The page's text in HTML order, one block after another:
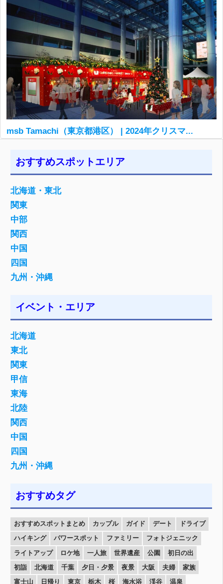
msb Tamachi（東京都港区） | 2024年クリスマ...
おすすめスポットエリア
北海道・東北
関東
中部
関西
中国
四国
九州・沖縄
イベント・エリア
北海道
東北
関東
甲信
東海
北陸
関西
中国
四国
九州・沖縄
おすすめタグ
おすすめスポットまとめ カップル ガイド デート
ドライブ
ハイキング
パワースポット ファミリー
フォトジェニック
ライトアップ
ロケ地 一人旅 世界遺産 公園
初日の出
初詣
北海道 千葉 夕日・夕景 夜景 大阪 夫婦
家族
富士山
日帰り 東京 栃木 桜 海水浴 渓谷 温泉